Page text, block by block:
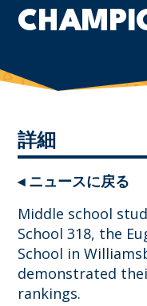
詳細
◂ ニュースに戻る
Middle school
School 318, the
School in
demonstrated
rankings.